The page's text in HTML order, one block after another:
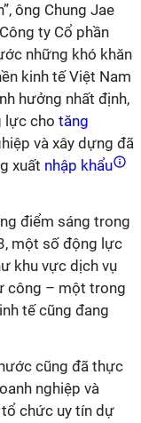
ông Chung Jae
ty Cổ phần
những khó khăn
kinh tế Việt Nam
hưởng nhất định,
lực cho tăng
và xây dựng đã
xuất nhập khẩu
điểm sáng trong
một số động lực
khu vực dịch vụ
công – một trong
tế cũng đang
cũng đã thực
nghiệp và
chức uy tín dự